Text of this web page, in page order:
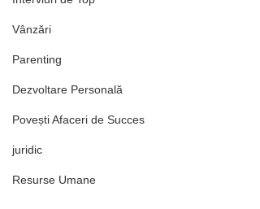
Vânzări
Parenting
Dezvoltare Personală
Povești Afaceri de Succes
juridic
Resurse Umane